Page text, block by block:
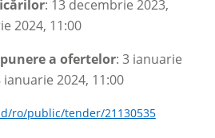
: 13 decembrie 2023,
2024, 11:00
a ofertelor: 3 ianuarie
2024, 11:00
ro/public/tender/21130535